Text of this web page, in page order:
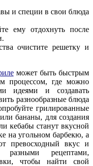
и специи в свои блюда
ему отдохнуть после
очистите решетку и
может быть быстрым
процессом, где можно
идеями и создавать
разнообразные блюда
грилированные
бананы, для создания
кебабы станут вкусной
на угольном барбекю, а
превосходный вкус и
разными рецептами,
чтобы найти свой